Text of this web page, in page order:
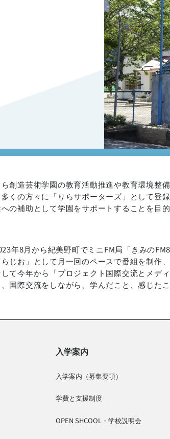
ら創造芸術学園の教育活動推進や教育環境整
多くの方々に「りらサポーターズ」として登
の補助として学園をサポートすることを目的
年8月から紀美野町でミニFM局「きみの
らじお」として月一回のペースで番組を制作、
して今年から「プロジェクト国際交流とメデ
、国際交流をしながら、学んだこと、感じた
入学案内
入学案内（募集要項）
学費と支援制度
OPEN SHCOOL・学校説明会